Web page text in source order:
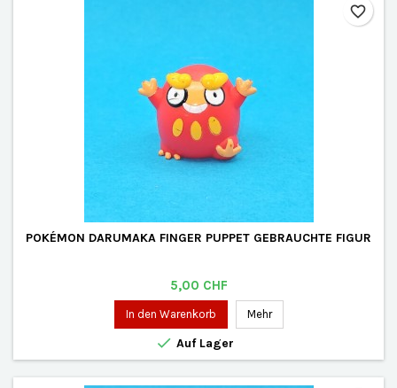
POKÉMON DARUMAKA FINGER PUPPET GEBRAUCHTE FIGUR
Preis
5,00 CHF
In den Warenkorb Mehr
 Auf Lager
favorite_border